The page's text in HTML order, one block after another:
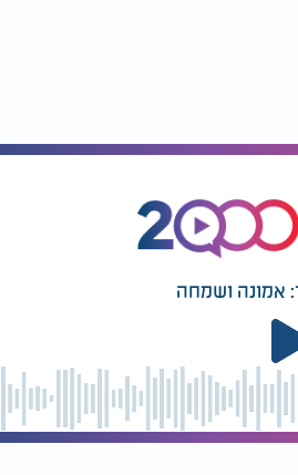
על הנס
בטהרן:
עשה דבר
ייאוש בעולם "לישועתך קויתי ה'"
אמונה ושמחה